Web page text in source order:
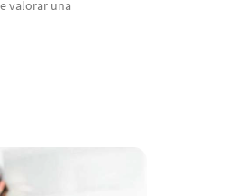
valorar una